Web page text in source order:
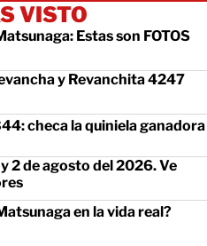
VISTO
Estas son FOTOS
y Revanchita 4247
checa la quiniela ganadora
2 de agosto del 2026. Ve
en la vida real?